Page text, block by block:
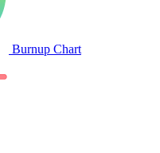
Burnup Chart